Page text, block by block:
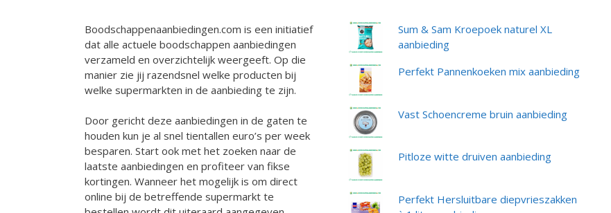
Boodschappenaanbiedingen.com is een initiatief
dat alle actuele boodschappen aanbiedingen
verzameld en overzichtelijk weergeeft. Op die
manier zie jij razendsnel welke producten bij
welke supermarkten in de aanbieding te zijn.
Door gericht deze aanbiedingen in de gaten te
houden kun je al snel tientallen euro’s per week
besparen. Start ook met het zoeken naar de
laatste aanbiedingen en profiteer van fikse
kortingen. Wanneer het mogelijk is om direct
online bij de betreffende supermarkt te
Sum & Sam Kroepoek naturel XL
aanbieding
Perfekt Pannenkoeken mix aanbieding
Vast Schoencreme bruin aanbieding
Pitloze witte druiven aanbieding
Perfekt Hersluitbare diepvrieszakken